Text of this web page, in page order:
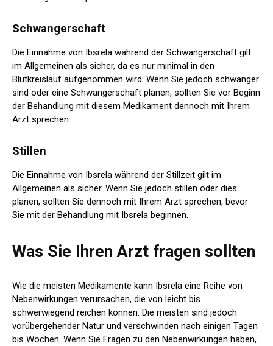
Schwangerschaft
Die Einnahme von Ibsrela während der Schwangerschaft gilt
im Allgemeinen als sicher, da es nur minimal in den
Blutkreislauf aufgenommen wird. Wenn Sie jedoch schwanger
sind oder eine Schwangerschaft planen, sollten Sie vor Beginn
der Behandlung mit diesem Medikament dennoch mit Ihrem
Arzt sprechen.
Stillen
Die Einnahme von Ibsrela während der Stillzeit gilt im
Allgemeinen als sicher. Wenn Sie jedoch stillen oder dies
planen, sollten Sie dennoch mit Ihrem Arzt sprechen, bevor
Sie mit der Behandlung mit Ibsrela beginnen.
Was Sie Ihren Arzt fragen sollten
Wie die meisten Medikamente kann Ibsrela eine Reihe von
Nebenwirkungen verursachen, die von leicht bis
schwerwiegend reichen können. Die meisten sind jedoch
vorübergehender Natur und verschwinden nach einigen Tagen
bis Wochen. Wenn Sie Fragen zu den Nebenwirkungen haben,